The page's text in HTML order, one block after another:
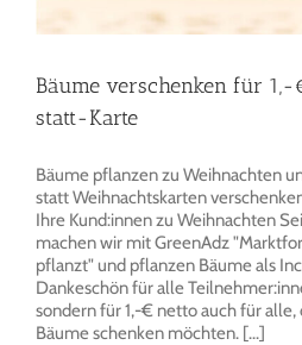
Bäume verschenken für
statt-Karte
Bäume pflanzen zu Weihnachten
statt Weihnachtskarten
Ihre Kund:innen zu Weihnachten
machen wir mit GreenAdz
pflanzt" und pflanzen Bäume als
Dankeschön für alle
sondern für 1,-€ netto auch für alle,
Bäume schenken möchten. [...]